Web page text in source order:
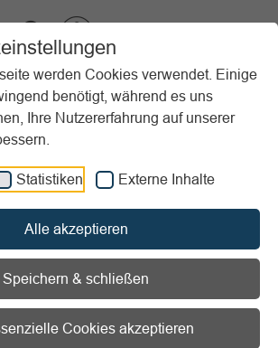
werden Cookies verwendet. Einige
benötigt, während es uns
Ihre Nutzererfahrung auf unserer
Statistiken Externe Inhalte
Alle akzeptieren
Speichern & schließen
Cookies akzeptieren
Marketing
Rechtliche Aspekte
Readspeaker öffnen
Nutzung
Straßen und Flächen